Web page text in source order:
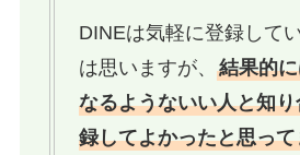
DINEは気軽に登録して
は思いますが、 結果的
なるようないい人と知
録してよかったと思っ